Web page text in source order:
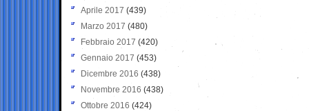
Aprile 2017 (439)
Marzo 2017 (480)
Febbraio 2017 (420)
Gennaio 2017 (453)
Dicembre 2016 (438)
Novembre 2016 (438)
Ottobre 2016 (424)